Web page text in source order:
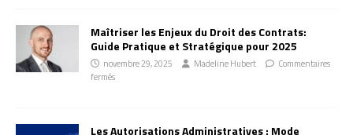
Maîtriser les Enjeux du Droit des Contrats:
Guide Pratique et Stratégique pour 2025
novembre 29, 2025 Madeline Hubert
Commentaires
fermés
Les Autorisations Administratives : Mode